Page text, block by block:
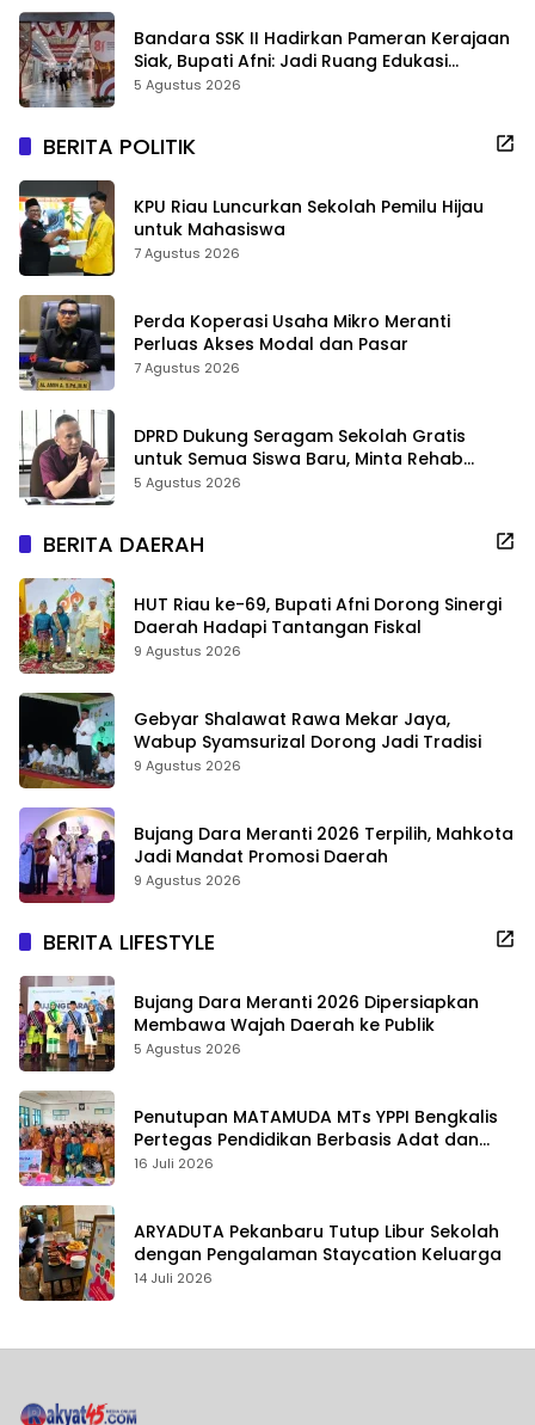
Bandara SSK II Hadirkan Pameran Kerajaan
Siak, Bupati Afni: Jadi Ruang Edukasi
Sejarah Riau
5 Agustus 2026
BERITA POLITIK
KPU Riau Luncurkan Sekolah Pemilu Hijau
untuk Mahasiswa
7 Agustus 2026
Perda Koperasi Usaha Mikro Meranti
Perluas Akses Modal dan Pasar
7 Agustus 2026
DPRD Dukung Seragam Sekolah Gratis
untuk Semua Siswa Baru, Minta Rehab
Sekolah Jangan Dikurangi
5 Agustus 2026
BERITA DAERAH
HUT Riau ke-69, Bupati Afni Dorong Sinergi
Daerah Hadapi Tantangan Fiskal
9 Agustus 2026
Gebyar Shalawat Rawa Mekar Jaya,
Wabup Syamsurizal Dorong Jadi Tradisi
9 Agustus 2026
Bujang Dara Meranti 2026 Terpilih, Mahkota
Jadi Mandat Promosi Daerah
9 Agustus 2026
BERITA LIFESTYLE
Bujang Dara Meranti 2026 Dipersiapkan
Membawa Wajah Daerah ke Publik
5 Agustus 2026
Penutupan MATAMUDA MTs YPPI Bengkalis
Pertegas Pendidikan Berbasis Adat dan
Karakter
16 Juli 2026
ARYADUTA Pekanbaru Tutup Libur Sekolah
dengan Pengalaman Staycation Keluarga
14 Juli 2026